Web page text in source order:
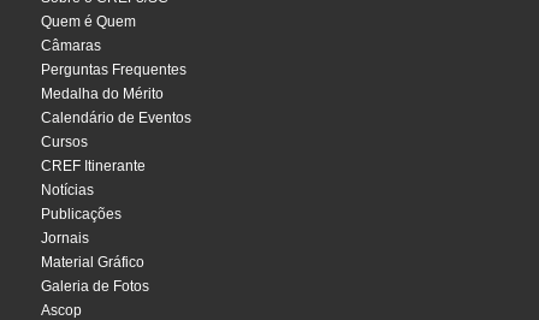
Quem é Quem
Câmaras
Perguntas Frequentes
Medalha do Mérito
Calendário de Eventos
Cursos
CREF Itinerante
Notícias
Publicações
Jornais
Material Gráfico
Galeria de Fotos
Ascop